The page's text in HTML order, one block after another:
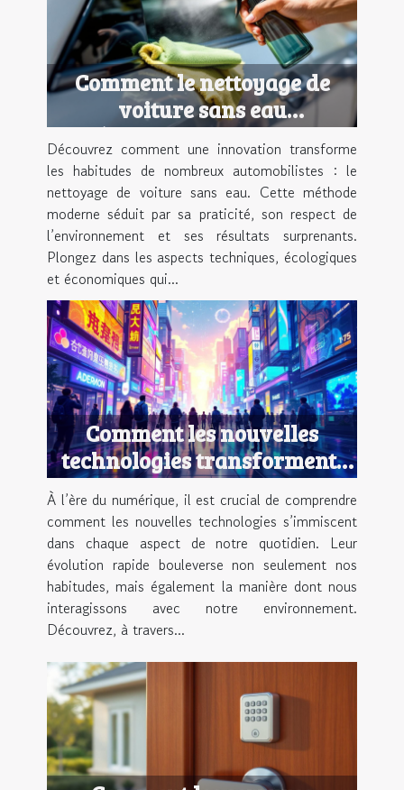
Comment le nettoyage de
voiture sans eau
révolutionne-t-il notre
quotidien ?
Découvrez comment une innovation transforme
les habitudes de nombreux automobilistes : le
nettoyage de voiture sans eau. Cette méthode
moderne séduit par sa praticité, son respect de
l’environnement et ses résultats surprenants.
Plongez dans les aspects techniques, écologiques
et économiques qui...
Comment les nouvelles
technologies transforment-
elles notre quotidien ?
À l’ère du numérique, il est crucial de comprendre
comment les nouvelles technologies s’immiscent
dans chaque aspect de notre quotidien. Leur
évolution rapide bouleverse non seulement nos
habitudes, mais également la manière dont nous
interagissons avec notre environnement.
Découvrez, à travers...